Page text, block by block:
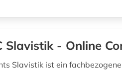
Slavistik - Online
Slavistik ist ein